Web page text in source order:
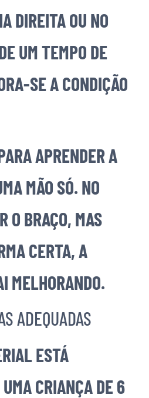
DIREITA OU NO
UM TEMPO DE
SE A CONDIÇÃO
APRENDER A
MÃO SÓ. NO
O BRAÇO, MAS
CERTA, A
MELHORANDO.
ADEQUADAS
ESTÁ
CRIANÇA DE 6